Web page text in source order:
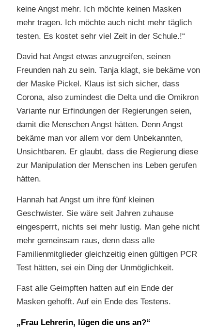
keine Angst mehr. Ich möchte keinen Masken
mehr tragen. Ich möchte auch nicht mehr täglich
testen. Es kostet sehr viel Zeit in der Schule.!“
David hat Angst etwas anzugreifen, seinen
Freunden nah zu sein. Tanja klagt, sie bekäme von
der Maske Pickel. Klaus ist sich sicher, dass
Corona, also zumindest die Delta und die Omikron
Variante nur Erfindungen der Regierungen seien,
damit die Menschen Angst hätten. Denn Angst
bekäme man vor allem vor dem Unbekannten,
Unsichtbaren. Er glaubt, dass die Regierung diese
zur Manipulation der Menschen ins Leben gerufen
hätten.
Hannah hat Angst um ihre fünf kleinen
Geschwister. Sie wäre seit Jahren zuhause
eingesperrt, nichts sei mehr lustig. Man gehe nicht
mehr gemeinsam raus, denn dass alle
Familienmitglieder gleichzeitig einen gültigen PCR
Test hätten, sei ein Ding der Unmöglichkeit.
Fast alle Geimpften hatten auf ein Ende der
Masken gehofft. Auf ein Ende des Testens.
„Frau Lehrerin, lügen die uns an?“